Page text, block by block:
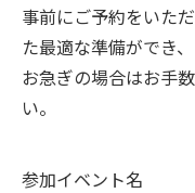
事前にご予約をいた
た最適な準備ができ
お急ぎの場合はお手
い。
参加イベント名